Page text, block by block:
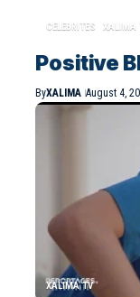
CELEBRITES XALIMA
Positive
ByXALIMA August 4,
XALIMA TV